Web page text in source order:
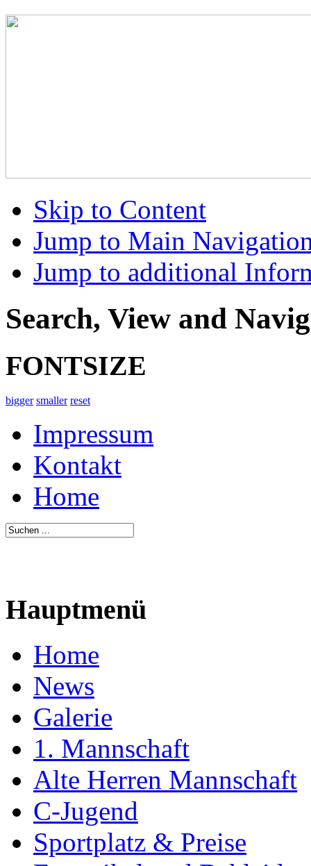
Skip to Content
Jump to Main
Jump to additional
Search, View and
FONTSIZE
bigger smaller reset
Impressum
Kontakt
Home
Hauptmenü
Home
News
Galerie
1. Mannschaft
Alte Herren Mannschaft
C-Jugend
Sportplatz & Preise